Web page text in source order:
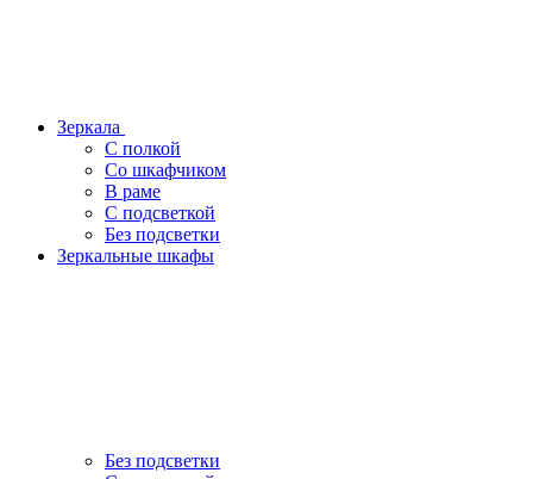
Зеркала
С полкой
Со шкафчиком
В раме
С подсветкой
Без подсветки
Зеркальные шкафы
Без подсветки